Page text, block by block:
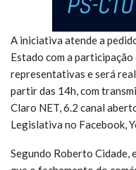
A iniciativa atende a
Estado com a
representativas e será
partir das 14h, com
Claro NET, 6.2 canal
Legislativa no Facebook,
Segundo Roberto Cidade,